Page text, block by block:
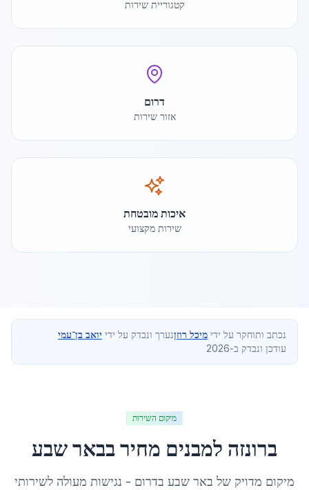
קטגוריית שירות
דרום
אזור שירות
איכות מובטחת
שירות מקצועי
נכתב ותוחקר על ידי מיכל רוזןנערך ונבדק על ידי יואב בן־עמי
עודכן ונבדק ב-2026
מיקום השירות
ברונזה למבנים מחירבבאר שבע
מיקום מדויק של באר שבע בדרום - נגישות מעולה לשירותי